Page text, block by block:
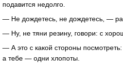
подавится недолго.
— Не дождетесь, не дождетесь, —
— Ну, не тяни резину, говори: с
— А это с какой стороны
а тебе — одни хлопоты.